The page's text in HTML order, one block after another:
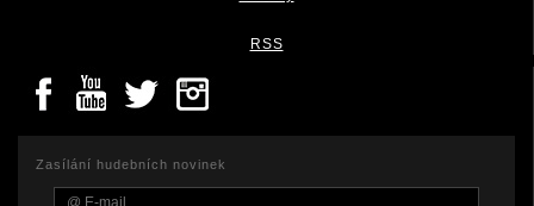
RSS
Zasílání hudebních novinek